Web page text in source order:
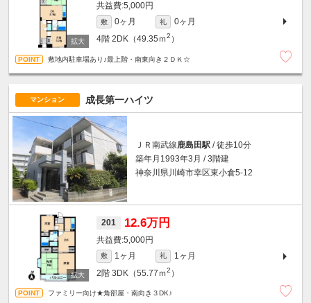
5,000円
敷 0ヶ月 礼
0ヶ月
4階 2DK（49.35ｍ2 ）
敷地内駐車場あり♪最上階・南東向き２ＤＫ☆
マンション 成長第一ハイツ
ＪＲ南武線鹿島田駅 / 徒歩10分
築年月1993年3月 / 3階建
神奈川県川崎市幸区東小倉5-12
201 12.6万円
5,000円
敷 1ヶ月 礼
1ヶ月
2階 3DK（55.77ｍ2 ）
ファミリー向け★角部屋・南向き３DK♪